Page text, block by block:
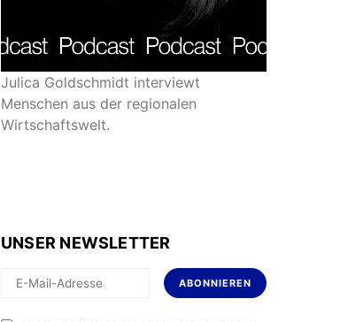
Julica Goldschmidt interviewt
Menschen aus der regionalen
Wirtschaftswelt.
UNSER NEWSLETTER
ABONNIEREN